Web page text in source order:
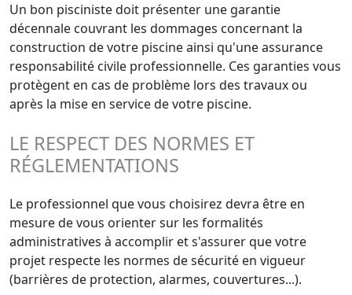
Un bon pisciniste doit présenter une garantie
décennale couvrant les dommages concernant la
construction de votre piscine ainsi qu'une assurance
responsabilité civile professionnelle. Ces garanties vous
protègent en cas de problème lors des travaux ou
après la mise en service de votre piscine.
LE RESPECT DES NORMES ET
RÉGLEMENTATIONS
Le professionnel que vous choisirez devra être en
mesure de vous orienter sur les formalités
administratives à accomplir et s'assurer que votre
projet respecte les normes de sécurité en vigueur
(barrières de protection, alarmes, couvertures...).